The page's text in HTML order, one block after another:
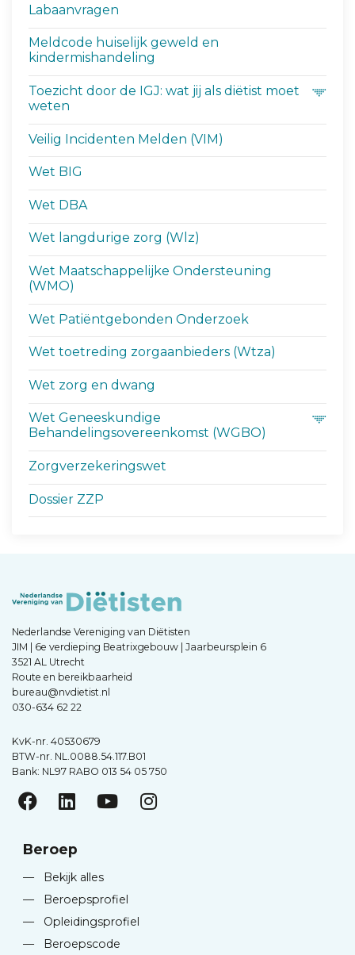
Labaanvragen
Meldcode huiselijk geweld en
kindermishandeling
Toezicht door de IGJ: wat jij als diëtist moet
weten
Veilig Incidenten Melden (VIM)
Wet BIG
Wet DBA
Wet langdurige zorg (Wlz)
Wet Maatschappelijke Ondersteuning
(WMO)
Wet Patiëntgebonden Onderzoek
Wet toetreding zorgaanbieders (Wtza)
Wet zorg en dwang
Wet Geneeskundige
Behandelingsovereenkomst (WGBO)
Zorgverzekeringswet
Dossier ZZP
Nederlandse Vereniging van Diëtisten
JIM | 6e verdieping Beatrixgebouw | Jaarbeursplein 6
3521 AL Utrecht
Route en bereikbaarheid
bureau@nvdietist.nl
030-634 62 22
KvK-nr. 40530679
BTW-nr. NL.0088.54.117.B01
Bank: NL97 RABO 013 54 05 750
Beroep
—
Bekijk alles
—
Beroepsprofiel
—
Opleidingsprofiel
—
Beroepscode